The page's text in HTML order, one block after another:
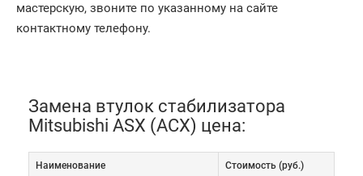
мастерскую, звоните по указанному на сайте
контактному телефону.
Замена втулок стабилизатора
Mitsubishi ASX (АСХ) цена:
Наименование Cтоимость (руб.)